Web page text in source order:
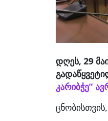
დღეს, 29
კარიბჭე”